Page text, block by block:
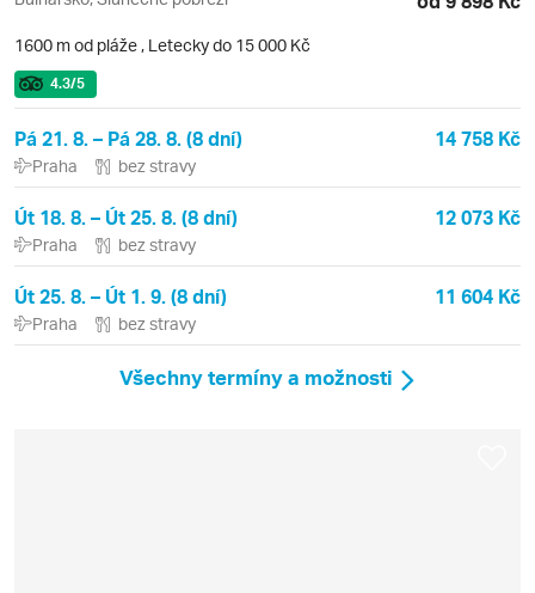
1600 m od pláže , Letecky do 15 000 Kč
4.3/5
Pá 21. 8. – Pá 28. 8. (8 dní) 14 758 Kč
Praha bez stravy
Út 18. 8. – Út 25. 8. (8 dní) 12 073 Kč
Praha bez stravy
Út 25. 8. – Út 1. 9. (8 dní) 11 604 Kč
Praha bez stravy
Všechny termíny a možnosti